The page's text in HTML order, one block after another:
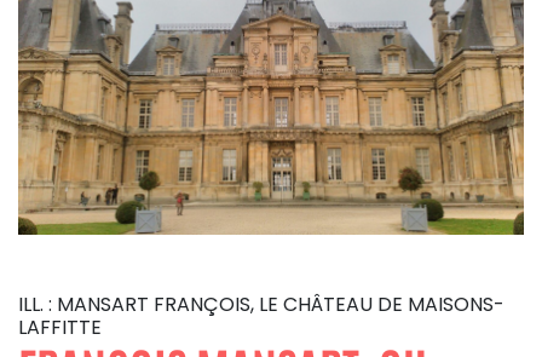
ILL. : MANSART FRANÇOIS, LE CHÂTEAU DE MAISONS-
LAFFITTE